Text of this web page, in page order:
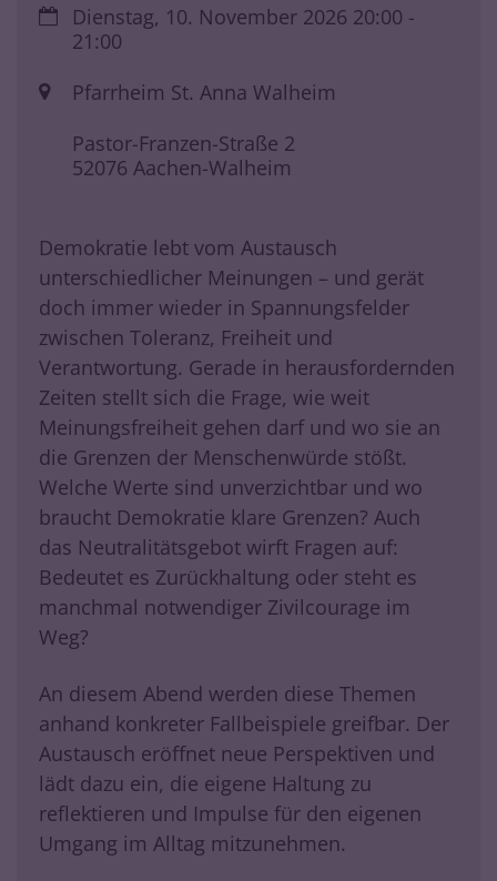
Datum:Dienstag, 10. November 2026 20:00 -
21:00
Ort: Pfarrheim St. Anna Walheim
Pastor-Franzen-Straße 2
52076 Aachen-Walheim
Demokratie lebt vom Austausch
unterschiedlicher Meinungen – und gerät
doch immer wieder in Spannungsfelder
zwischen Toleranz, Freiheit und
Verantwortung. Gerade in herausfordernden
Zeiten stellt sich die Frage, wie weit
Meinungsfreiheit gehen darf und wo sie an
die Grenzen der Menschenwürde stößt.
Welche Werte sind unverzichtbar und wo
braucht Demokratie klare Grenzen? Auch
das Neutralitätsgebot wirft Fragen auf:
Bedeutet es Zurückhaltung oder steht es
manchmal notwendiger Zivilcourage im
Weg?
An diesem Abend werden diese Themen
anhand konkreter Fallbeispiele greifbar. Der
Austausch eröffnet neue Perspektiven und
lädt dazu ein, die eigene Haltung zu
reflektieren und Impulse für den eigenen
Umgang im Alltag mitzunehmen.